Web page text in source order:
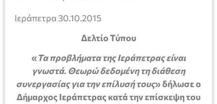
Ιεράπετρα 30.10.2015
Δελτίο Τύπου
«Τα προβλήματα της Ιεράπετρας είναι
γνωστά. Θεωρώ δεδομένη τη διάθεση
συνεργασίας για την επίλυσή τους» δήλωσε ο
Δήμαρχος Ιεράπετρας κατά την επίσκεψη του